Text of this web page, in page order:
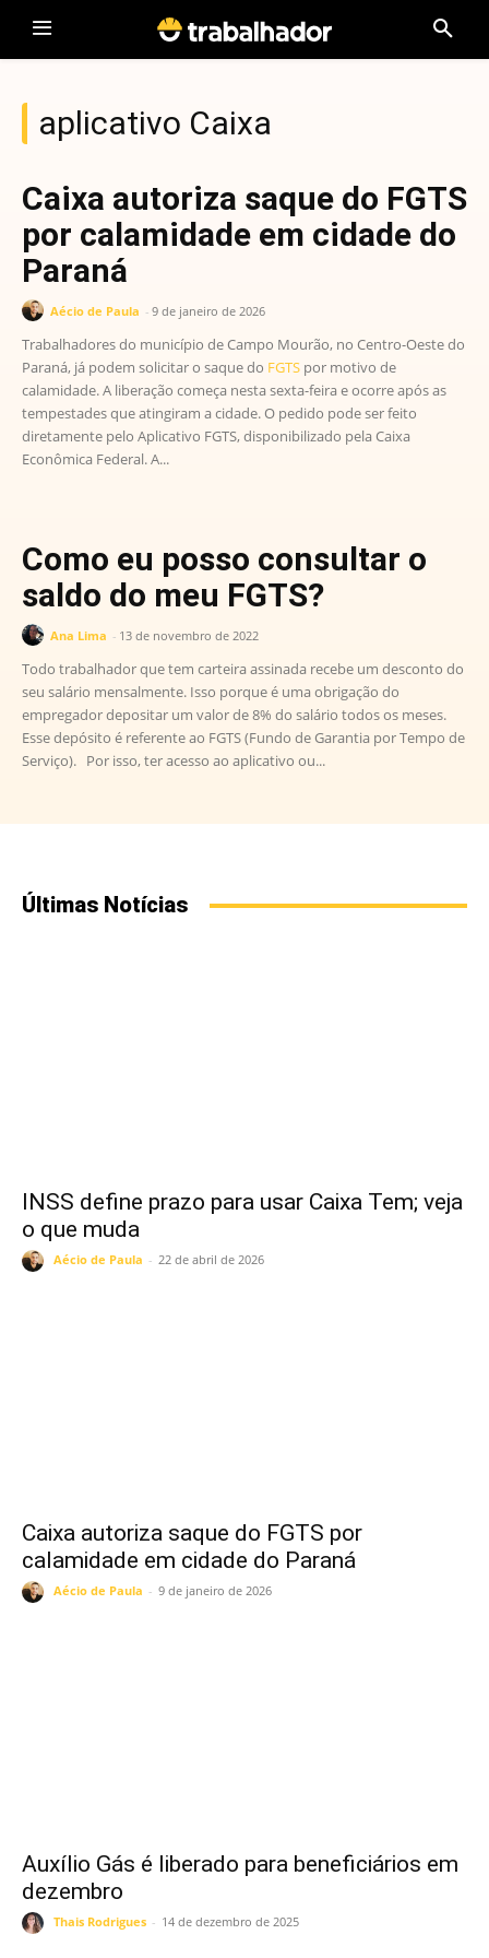
aplicativo Caixa
Caixa autoriza saque do FGTS
por calamidade em cidade do
Paraná
Aécio de Paula - 9 de janeiro de 2026
Trabalhadores do município de Campo Mourão, no Centro-Oeste do
Paraná, já podem solicitar o saque do FGTS por motivo de
calamidade. A liberação começa nesta sexta-feira e ocorre após as
tempestades que atingiram a cidade. O pedido pode ser feito
diretamente pelo Aplicativo FGTS, disponibilizado pela Caixa
Econômica Federal. A...
Como eu posso consultar o
saldo do meu FGTS?
Ana Lima - 13 de novembro de 2022
Todo trabalhador que tem carteira assinada recebe um desconto do
seu salário mensalmente. Isso porque é uma obrigação do
empregador depositar um valor de 8% do salário todos os meses.
Esse depósito é referente ao FGTS (Fundo de Garantia por Tempo de
Serviço). Por isso, ter acesso ao aplicativo ou...
Últimas Notícias
INSS define prazo para usar Caixa Tem; veja
o que muda
Aécio de Paula - 22 de abril de 2026
Caixa autoriza saque do FGTS por
calamidade em cidade do Paraná
Aécio de Paula - 9 de janeiro de 2026
Auxílio Gás é liberado para beneficiários em
dezembro
Thais Rodrigues - 14 de dezembro de 2025